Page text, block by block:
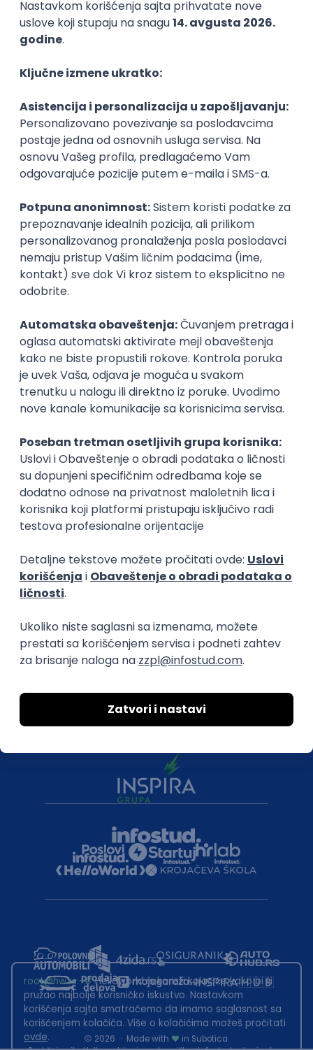
Trenutno nema oglasa po traženim kriterijumima
OGLASI PO KRITERIJUMU Unix
Software Engineer, Engineering
Productivity
Arista Networks
Remote
18.08.2026.
Varnish Python Ansible
Jenkins
REST
Intermediate
Senior C++ Engineer - SONiC
Arista Networks
Remote
Linux Unix C++ Python BGP OSPF
Okupljamo IT zajednicu, podižemo
transparentnost domaćeg IT tržišta rada i
efikasno spajamo kandidate i poslodavce.
Za poslodavce
Uslovi korišćenja
Politika privatnosti
Kontakt
Druželjubivi smo!
2026 · Made with
in Subotica.
root@hw.rs:~#Helloworld.rs koristi kolačiće kako bi ti
pružao najbolje korisničko iskustvo. Nastavkom
korišćenja sajta smatraćemo da imamo saglasnost sa
korišćenjem kolačića. Više o kolačićima možeš pročitati
ovde.